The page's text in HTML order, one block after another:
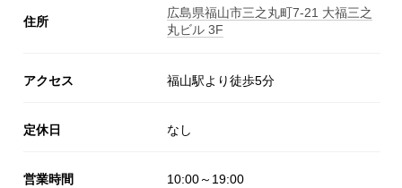
住所
広島県福山市三之丸町7-21 大福三之
丸ビル 3F
アクセス 福山駅より徒歩5分
定休日 なし
営業時間 10:00～19:00